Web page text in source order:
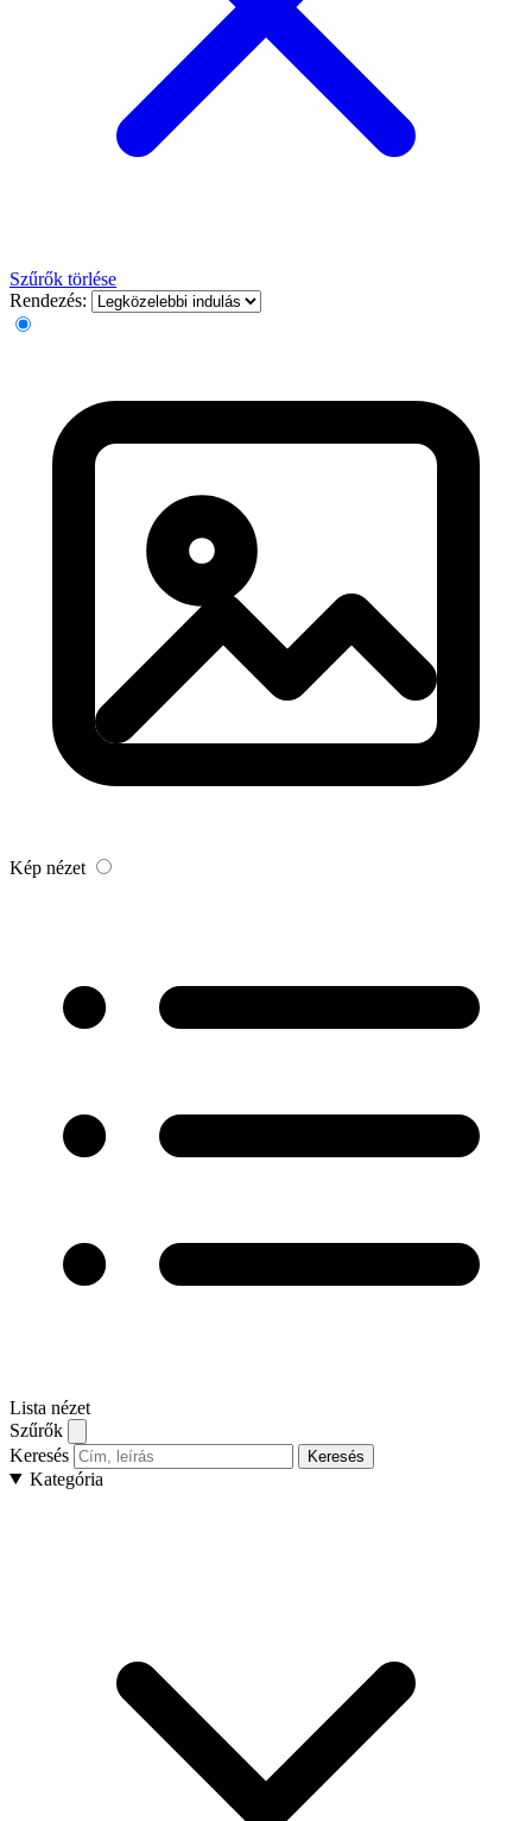
Szűrők törlése
Rendezés:
Kép nézet
Lista nézet
Szűrők
Keresés
Keresés
Kategória